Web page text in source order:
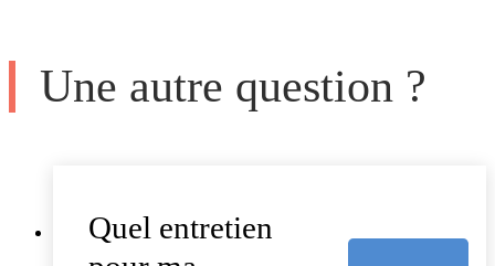
Une autre question ?
Quel entretien